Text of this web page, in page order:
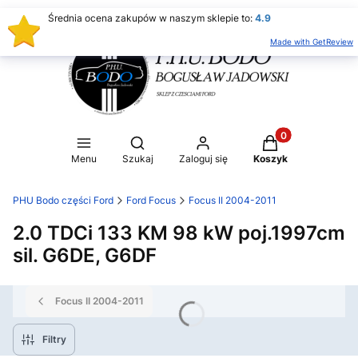
Menu
Otwórz wyszukiwarkę
Szukaj Zaloguj się
Produkty w
Koszyk
PHU Bodo części Ford Ford Focus Focus II 2004-2011
2.0 TDCi 133 KM 98 kW poj.1997cm
sil. G6DE, G6DF
Focus II 2004-2011
Filtry
Średnia ocena zakupów w naszym sklepie to: 4.9
Made with GetReview